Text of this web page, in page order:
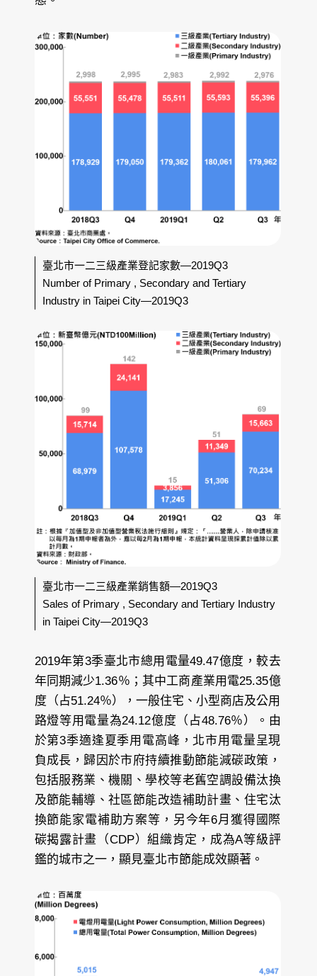
臺北市一二三級產業登記家數—2019Q3
Number of Primary , Secondary and Tertiary
Industry in Taipei City—2019Q3
臺北市一二三級產業銷售額—2019Q3
Sales of Primary , Secondary and Tertiary Industry
in Taipei City—2019Q3
2019年第3季臺北市總用電量49.47億度，較去
年同期減少1.36％；其中工商產業用電25.35億
度（占51.24％），一般住宅、小型商店及公用
路燈等用電量為24.12億度（占48.76％）。由
於第3季適逢夏季用電高峰，北市用電量呈現
負成長，歸因於市府持續推動節能減碳政策，
包括服務業、機關、學校等老舊空調設備汰換
及節能輔導、社區節能改造補助計畫、住宅汰
換節能家電補助方案等，另今年6月獲得國際
碳揭露計畫（CDP）組織肯定，成為A等級評
鑑的城市之一，顯見臺北市節能成效顯著。